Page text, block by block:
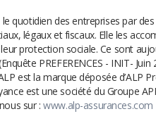
le quotidien des entreprises par
légaux et fiscaux. Elle les
protection sociale. Ce sont
PREFERENCES - INIT-
est la marque déposée d’ALP
est une société du Groupe
sur :www.alp-assurances.com